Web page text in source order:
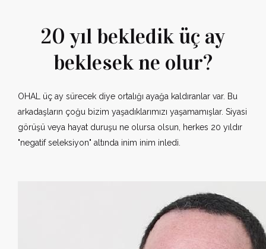
20 yıl bekledik üç ay
beklesek ne olur?
OHAL üç ay sürecek diye ortalığı ayağa kaldıranlar var. Bu
arkadaşların çoğu bizim yaşadıklarımızı yaşamamışlar. Siyasi
görüşü veya hayat duruşu ne olursa olsun, herkes 20 yıldır
"negatif seleksiyon" altında inim inim inledi.